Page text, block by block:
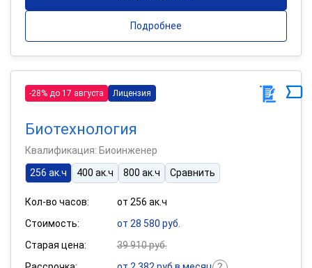
Подробнее
-28% до 17 августа Лицензия
Биотехнология
Квалификация: Биоинженер
256 ак.ч
400 ак.ч 800 ак.ч Сравнить
Кол-во часов:
от 256 ак.ч
Стоимость:
от 28 580 руб.
Старая цена:
39 910 руб.